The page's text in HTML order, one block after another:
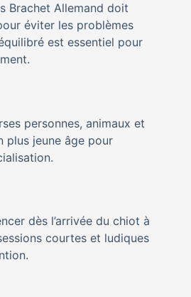
Brachet Allemand doit
éviter les problèmes
est essentiel pour
personnes, animaux et
plus jeune âge pour
dès l’arrivée du chiot à
courtes et ludiques